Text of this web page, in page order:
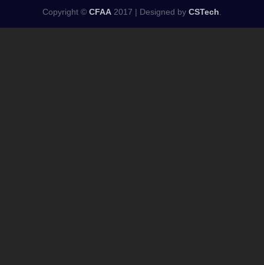
Copyright © CFAA 2017 | Designed by CSTech